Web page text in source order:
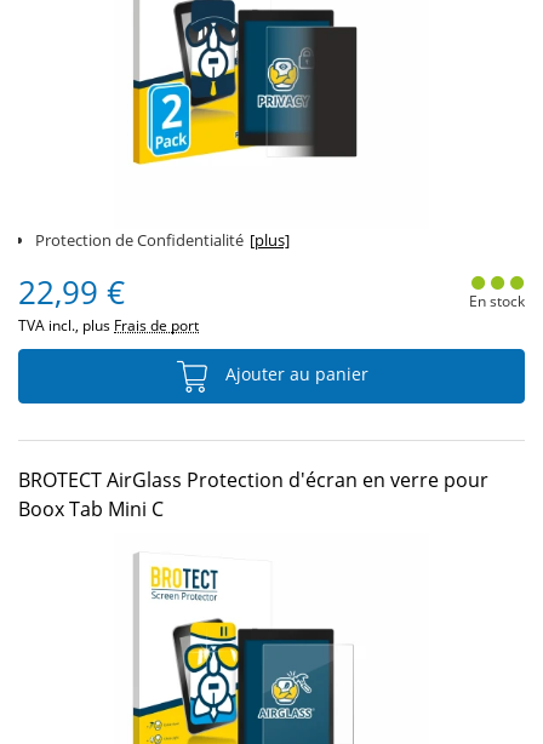
Protection de Confidentialité [plus]
22,99 €
TVA incl., plus Frais de port
En stock
Ajouter au panier
BROTECT AirGlass Protection d'écran en verre pour
Boox Tab Mini C